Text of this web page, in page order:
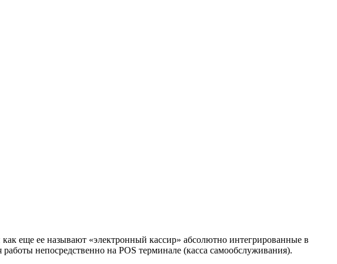
еще ее называют «электронный кассир» абсолютно интегрированные в
непосредственно на POS терминале (касса самообслуживания).